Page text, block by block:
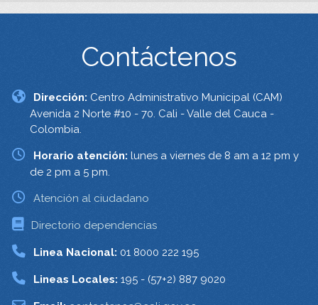
Contáctenos
Dirección: Centro Administrativo Municipal (CAM)
Avenida 2 Norte #10 - 70. Cali - Valle del Cauca -
Colombia.
Horario atención: lunes a viernes de 8 am a 12 pm y
de 2 pm a 5 pm.
Atención al ciudadano
Directorio dependencias
Linea Nacional: 01 8000 222 195
Lineas Locales: 195 - (57+2) 887 9020